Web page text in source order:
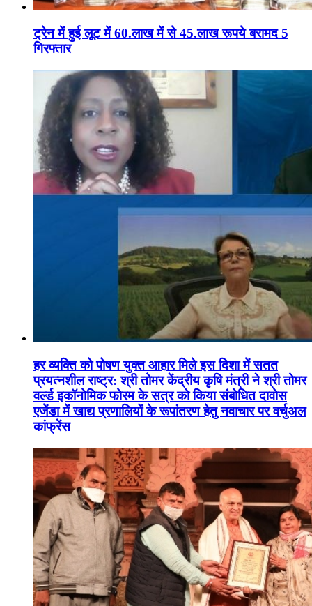
ट्रेन में हुई लूट में 60.लाख में से 45.लाख रूपये बरामद 5
गिरफ्तार
हर व्यक्ति को पोषण युक्त आहार मिले इस दिशा में सतत
प्रयत्नशील राष्ट्र: श्री तोमर केंद्रीय कृषि मंत्री ने श्री तोमर
वर्ल्ड इकॉनोमिक फोरम के सत्र को किया संबोधित दावोस
एजेंडा में खाद्य प्रणालियों के रूपांतरण हेतु नवाचार पर वर्चुअल
कांफ्रेंस